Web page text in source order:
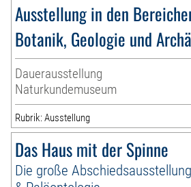
Ausstellung in den
Botanik, Geologie und
Dauerausstellung
Naturkundemuseum
Rubrik: Ausstellung
Das Haus mit der Spinne
Die große